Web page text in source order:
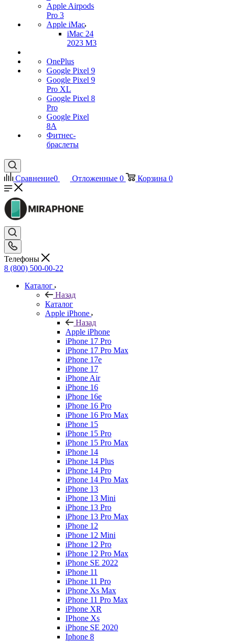
Apple Airpods
Pro 3
Apple iMac
iMac 24
2023 M3
OnePlus
Google Pixel 9
Google Pixel 9
Pro XL
Google Pixel 8
Pro
Google Pixel
8A
Фитнес-
браслеты
Сравнение0 Отложенные 0 Корзина 0
Телефоны
8 (800) 500-00-22
Каталог
Назад
Каталог
Apple iPhone
Назад
Apple iPhone
iPhone 17 Pro
iPhone 17 Pro Max
iPhone 17e
iPhone 17
iPhone Air
iPhone 16
iPhone 16e
iPhone 16 Pro
iPhone 16 Pro Max
iPhone 15
iPhone 15 Pro
iPhone 15 Pro Max
iPhone 14
iPhone 14 Plus
iPhone 14 Pro
iPhone 14 Pro Max
iPhone 13
iPhone 13 Mini
iPhone 13 Pro
iPhone 13 Pro Max
iPhone 12
iPhone 12 Mini
iPhone 12 Pro
iPhone 12 Pro Max
iPhone SE 2022
iPhone 11
iPhone 11 Pro
iPhone Xs Max
iPhone 11 Pro Max
iPhone XR
IPhone Xs
iPhone SE 2020
Iphone 8